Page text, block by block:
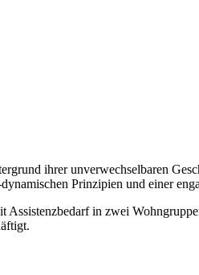
ihrer unverwechselbaren
Prinzipien und einer
in zwei